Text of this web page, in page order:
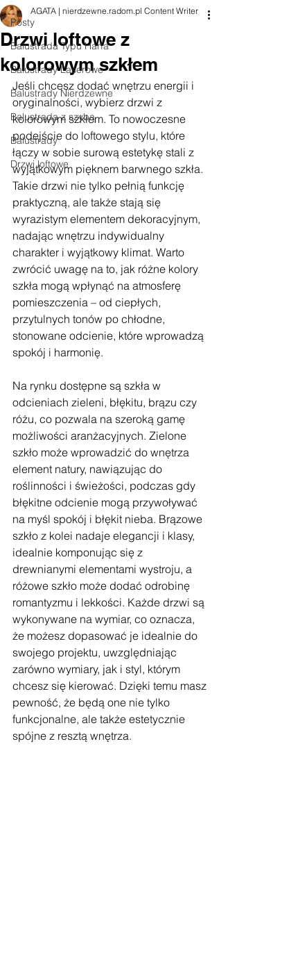
Posty
Balustrada Typu Harfa
Balustrady Laserowe
Balustrady Nierdzewne
Balustrada z szybą
Balustrady
Drzwi loftowe
Drzwi loftowe z
kolorowym szkłem
AGATA | nierdzewne.radom.pl Content Writer
Jeśli chcesz dodać wnętrzu energii i
oryginalności, wybierz drzwi z
kolorowym szkłem. To nowoczesne
podejście do loftowego stylu, które
łączy w sobie surową estetykę stali z
wyjątkowym pięknem barwnego szkła.
Takie drzwi nie tylko pełnią funkcję
praktyczną, ale także stają się
wyrazistym elementem dekoracyjnym,
nadając wnętrzu indywidualny
charakter i wyjątkowy klimat. Warto
zwrócić uwagę na to, jak różne kolory
szkła mogą wpłynąć na atmosferę
pomieszczenia – od ciepłych,
przytulnych tonów po chłodne,
stonowane odcienie, które wprowadzą
spokój i harmonię.
Na rynku dostępne są szkła w
odcieniach zieleni, błękitu, brązu czy
różu, co pozwala na szeroką gamę
możliwości aranżacyjnych. Zielone
szkło może wprowadzić do wnętrza
element natury, nawiązując do
roślinności i świeżości, podczas gdy
błękitne odcienie mogą przywoływać
na myśl spokój i błękit nieba. Brązowe
szkło z kolei nadaje elegancji i klasy,
idealnie komponując się z
drewnianymi elementami wystroju, a
różowe szkło może dodać odrobinę
romantyzmu i lekkości. Każde drzwi są
wykonywane na wymiar, co oznacza,
że możesz dopasować je idealnie do
swojego projektu, uwzględniając
zarówno wymiary, jak i styl, którym
chcesz się kierować. Dzięki temu masz
pewność, że będą one nie tylko
funkcjonalne, ale także estetycznie
spójne z resztą wnętrza.